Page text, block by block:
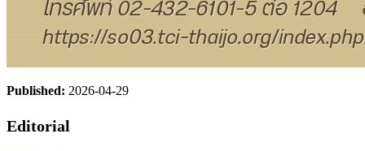
Published: 2026-04-29
Editorial